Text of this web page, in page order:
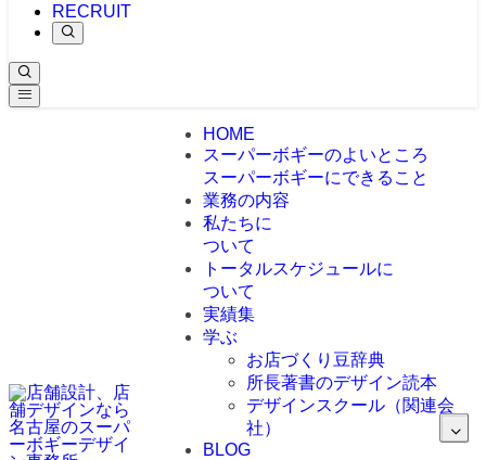
RECRUIT
HOME
スーパーボギーのよいところ
スーパーボギーにできること
業務の内容
私たちに
ついて
トータルスケジュールに
ついて
実績集
学ぶ
お店づくり豆辞典
所長著書のデザイン読本
デザインスクール（関連会
社）
BLOG